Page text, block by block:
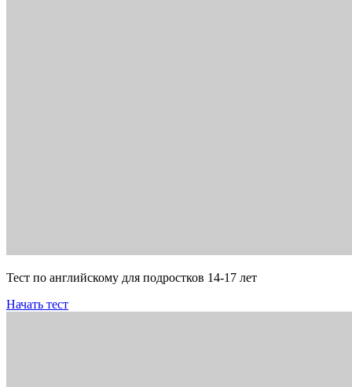
Тест по английскому для подростков 14-17 лет
Начать тест